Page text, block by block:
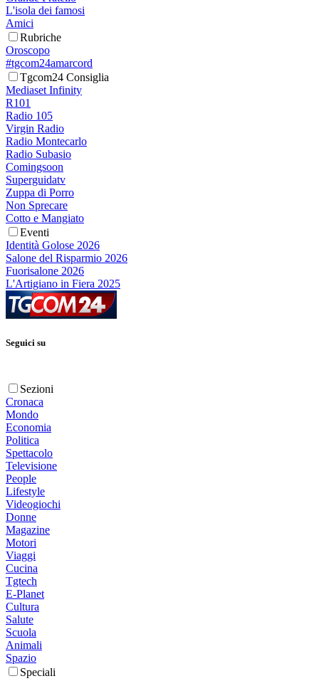
L'isola dei famosi
Amici
Rubriche
Oroscopo
#tgcom24amarcord
Tgcom24 Consiglia
Mediaset Infinity
R101
Radio 105
Virgin Radio
Radio Montecarlo
Radio Subasio
Comingsoon
Superguidatv
Zuppa di Porro
Non Sprecare
Cotto e Mangiato
Eventi
Identità Golose 2026
Salone del Risparmio 2026
Fuorisalone 2026
L'Artigiano in Fiera 2025
Seguici su
Sezioni
Cronaca
Mondo
Economia
Politica
Spettacolo
Televisione
People
Lifestyle
Videogiochi
Donne
Magazine
Motori
Viaggi
Cucina
Tgtech
E-Planet
Cultura
Salute
Scuola
Animali
Spazio
Speciali